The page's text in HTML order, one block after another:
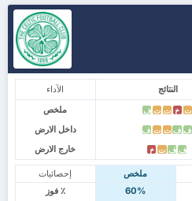
الآداء النتائج
ملخص
ت خ ت ت ف
داخل الارض ف ف ت ت ف
خارج الارض ف ف ت خ
إحصائيات ملخص
٪ فوز
60%